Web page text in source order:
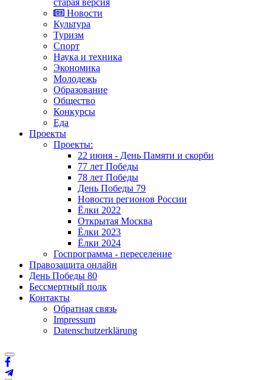
старая версия
Новости
Культура
Туризм
Спорт
Наука и техника
Экономика
Молодежь
Образование
Общество
Конкурсы
Еда
Проекты
Проекты:
22 июня - День Памяти и скорби
77 лет Победы
78 лет Победы
День Победы 79
Новости регионов России
Ёлки 2022
Открытая Москва
Ёлки 2023
Ёлки 2024
Госпрограмма - переселение
Правозащита онлайн
День Победы 80
Бессмертный полк
Контакты
Обратная связь
Impressum
Datenschutzerklärung